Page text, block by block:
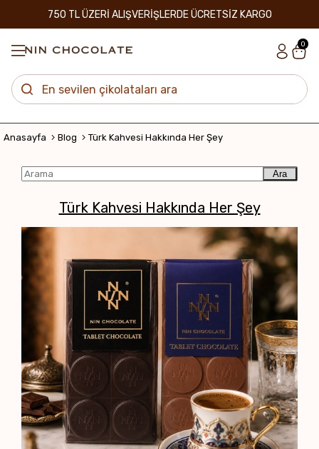
750 TL ÜZERİ ALIŞVERİŞLERDE ÜCRETSİZ KARGO
0
Anasayfa Blog Türk Kahvesi Hakkında Her Şey
Ara
Türk Kahvesi Hakkında Her Şey